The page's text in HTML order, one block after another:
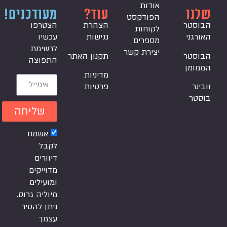
שלנו
הבוסטר
האורגני
הבוסטר
הממומן
וובינר
בוסטר
אודות
הפודקסט
לקוחות
מספרים
יצירת קשר
עוד?
הצהרת
נגישות
תקנון האתר
מדיניות
פרטיות
מעודכנים!
הצטרפו
עכשיו
לרשימת
התפוצה
אשמח
לקבל
דיוורים
מדוייקים
ומועילים
מיוליה גרוס.
ניתן להסיר
עצמך
שליחה